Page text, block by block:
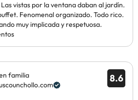
vistas por la ventana daban al jardín.
Fenomenal organizado. Todo rico.
muy implicada y respetuosa.
8.6
familia